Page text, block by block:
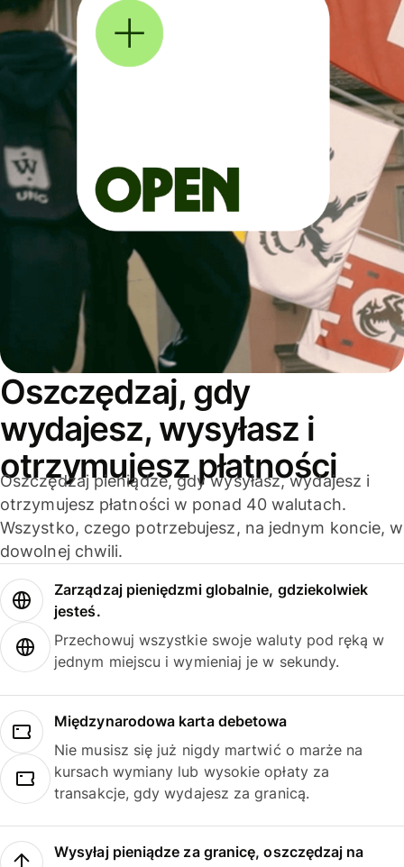
Oszczędzaj, gdy
wydajesz, wysyłasz i
otrzymujesz płatności
Oszczędzaj pieniądze, gdy wysyłasz, wydajesz i
otrzymujesz płatności w ponad 40 walutach.
Wszystko, czego potrzebujesz, na jednym koncie, w
dowolnej chwili.
Zarządzaj pieniędzmi globalnie, gdziekolwiek
jesteś.
Przechowuj wszystkie swoje waluty pod ręką w
jednym miejscu i wymieniaj je w sekundy.
Międzynarodowa karta debetowa
Nie musisz się już nigdy martwić o marże na
kursach wymiany lub wysokie opłaty za
transakcje, gdy wydajesz za granicą.
Wysyłaj pieniądze za granicę, oszczędzaj na